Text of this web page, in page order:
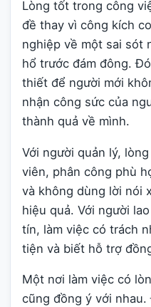
Lòng tốt trong công
đề thay vì công kích
nghiệp về một sai sót
hổ trước đám đông.
thiết để người mới
nhận công sức của
thành quả về mình.
Với người quản lý,
viên, phân công phù
và không dùng lời nói
hiệu quả. Với người
tín, làm việc có trách
tiện và biết hỗ trợ
Một nơi làm việc có
cũng đồng ý với